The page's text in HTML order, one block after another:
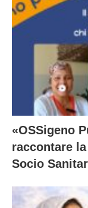
«OSSigeno
raccontare
Socio